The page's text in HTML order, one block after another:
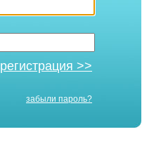
регистрация >>
забыли пароль?